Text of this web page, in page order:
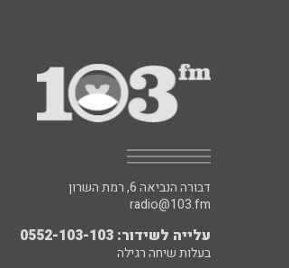
דבורה הנביאה 6, רמת השרון
radio@103.fm
עלייה לשידור: 0552-103-103
בעלות שיחה רגילה